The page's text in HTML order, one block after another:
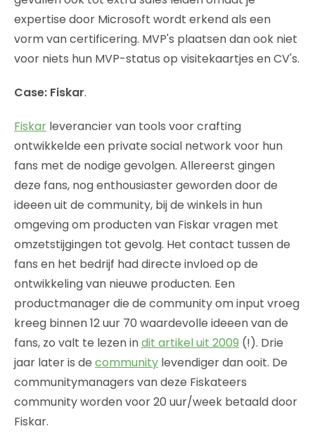
expertise door Microsoft wordt erkend als een
vorm van certificering. MVP's plaatsen dan ook niet
voor niets hun MVP-status op visitekaartjes en CV's.
Case: Fiskar.
Fiskar leverancier van tools voor crafting
ontwikkelde een private social network voor hun
fans met de nodige gevolgen. Allereerst gingen
deze fans, nog enthousiaster geworden door de
ideeen uit de community, bij de winkels in hun
omgeving om producten van Fiskar vragen met
omzetstijgingen tot gevolg. Het contact tussen de
fans en het bedrijf had directe invloed op de
ontwikkeling van nieuwe producten. Een
productmanager die de community om input vroeg
kreeg binnen 12 uur 70 waardevolle ideeen van de
fans, zo valt te lezen indit artikel uit 2009 (!). Drie
jaar later is de community levendiger dan ooit. De
communitymanagers van deze Fiskateers
community worden voor 20 uur/week betaald door
Fiskar.